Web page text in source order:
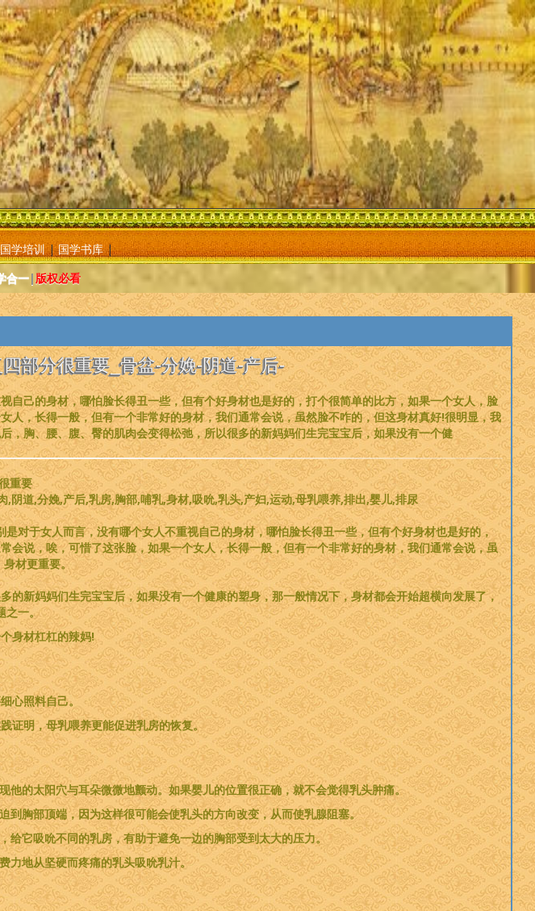
国学培训|国学书库|
合一|版权必看
部分很重要_骨盆-分娩-阴道-产后-
自己的身材，哪怕脸长得丑一些，但有个好身材也是好的，打个很简单的比方，如果一个女人，脸
人，长得一般，但有一个非常好的身材，我们通常会说，虽然脸不咋的，但这身材真好!很明显，我
，胸、腰、腹、臀的肌肉会变得松弛，所以很多的新妈妈们生完宝宝后，如果没有一个健
重要
,阴道,分娩,产后,乳房,胸部,哺乳,身材,吸吮,乳头,产妇,运动,母乳喂养,排出,婴儿,排尿
是对于女人而言，没有哪个女人不重视自己的身材，哪怕脸长得丑一些，但有个好身材也是好的，
会说，唉，可惜了这张脸，如果一个女人，长得一般，但有一个非常好的身材，我们通常会说，虽
材更重要。
新妈妈们生完宝宝后，如果没有一个健康的塑身，那一般情况下，身材都会开始超横向发展了，
之一。
身材杠杠的辣妈!
心照料自己。
证明，母乳喂养更能促进乳房的恢复。
的太阳穴与耳朵微微地颤动。如果婴儿的位置很正确，就不会觉得乳头肿痛。
胸部顶端，因为这样很可能会使乳头的方向改变，从而使乳腺阻塞。
它吸吮不同的乳房，有助于避免一边的胸部受到太大的压力。
力地从坚硬而疼痛的乳头吸吮乳汁。